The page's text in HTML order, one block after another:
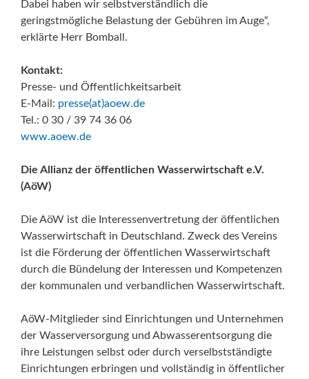
Dabei haben wir selbstverständlich die
geringstmögliche Belastung der Gebühren im Auge“,
erklärte Herr Bomball.
Kontakt:
Presse- und Öffentlichkeitsarbeit
E-Mail: presse(at)aoew.de
Tel.: 0 30 / 39 74 36 06
www.aoew.de
Die Allianz der öffentlichen Wasserwirtschaft e.V.
(AöW)
Die AöW ist die Interessenvertretung der öffentlichen
Wasserwirtschaft in Deutschland. Zweck des Vereins
ist die Förderung der öffentlichen Wasserwirtschaft
durch die Bündelung der Interessen und Kompetenzen
der kommunalen und verbandlichen Wasserwirtschaft.
AöW-Mitglieder sind Einrichtungen und Unternehmen
der Wasserversorgung und Abwasserentsorgung die
ihre Leistungen selbst oder durch verselbstständigte
Einrichtungen erbringen und vollständig in öffentlicher